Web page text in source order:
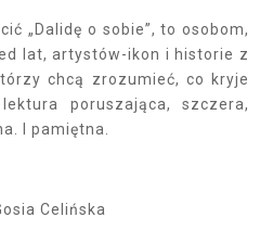
„Dalidę o sobie”, to osobom,
lat, artystów-ikon i historie z
chcą zrozumieć, co kryje
poruszająca, szczera,
I pamiętna.
Celińska